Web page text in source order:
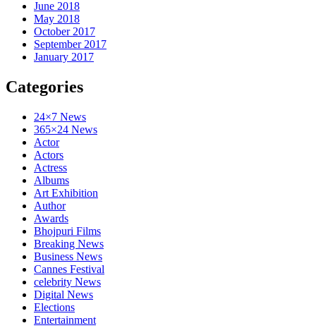
June 2018
May 2018
October 2017
September 2017
January 2017
Categories
24×7 News
365×24 News
Actor
Actors
Actress
Albums
Art Exhibition
Author
Awards
Bhojpuri Films
Breaking News
Business News
Cannes Festival
celebrity News
Digital News
Elections
Entertainment